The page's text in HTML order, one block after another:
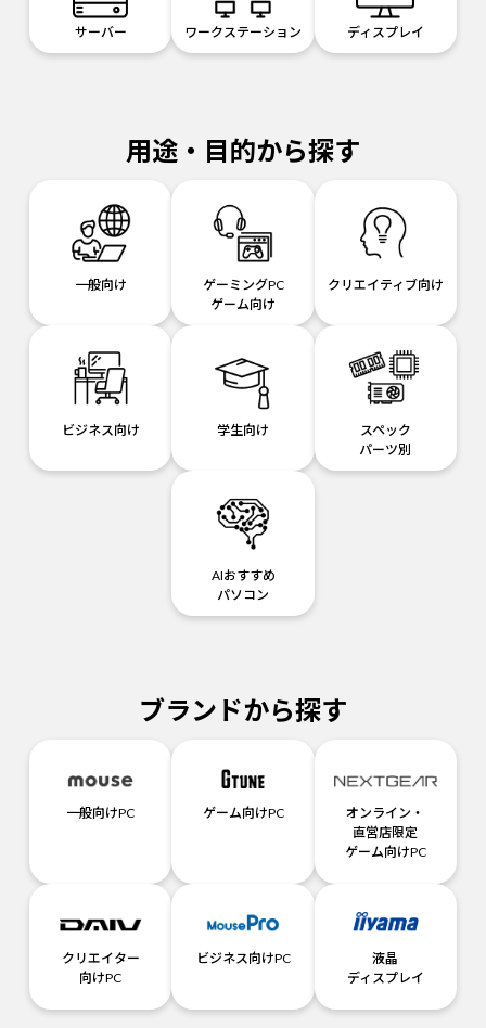
サーバー ワークステーション ディスプレイ
用途・目的から探す
一般向け
ゲーミングPC
ゲーム向け
クリエイティブ向け
ビジネス向け 学生向け
スペック
パーツ別
AIおすすめ
パソコン
ブランドから探す
一般向けPC ゲーム向けPC
オンライン・
直営店限定
ゲーム向けPC
クリエイター
向けPC
ビジネス向けPC
液晶
ディスプレイ